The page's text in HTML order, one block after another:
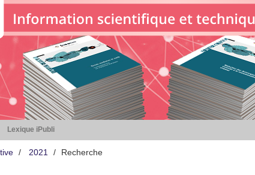
Lexique iPubli
2021 Recherche